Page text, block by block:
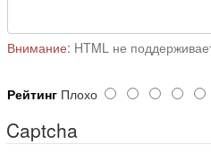
Внимание: HTML не
Рейтинг Плохо
Captcha